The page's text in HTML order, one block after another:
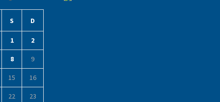
S D
1 2
8 9
15 16
22 23